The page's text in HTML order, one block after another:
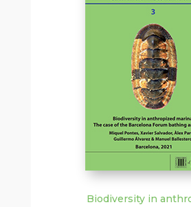
Biodiversity in